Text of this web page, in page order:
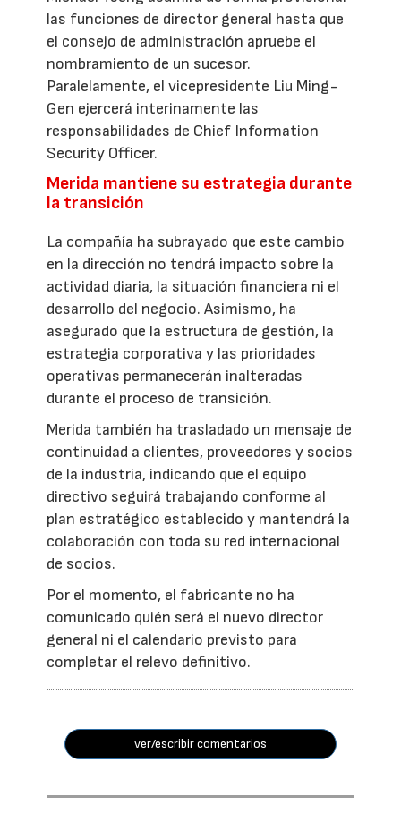
las funciones de director general hasta que
el consejo de administración apruebe el
nombramiento de un sucesor.
Paralelamente, el vicepresidente Liu Ming-
Gen ejercerá interinamente las
responsabilidades de Chief Information
Security Officer.
Merida mantiene su estrategia durante
la transición
La compañía ha subrayado que este cambio
en la dirección no tendrá impacto sobre la
actividad diaria, la situación financiera ni el
desarrollo del negocio. Asimismo, ha
asegurado que la estructura de gestión, la
estrategia corporativa y las prioridades
operativas permanecerán inalteradas
durante el proceso de transición.
Merida también ha trasladado un mensaje de
continuidad a clientes, proveedores y socios
de la industria, indicando que el equipo
directivo seguirá trabajando conforme al
plan estratégico establecido y mantendrá la
colaboración con toda su red internacional
de socios.
Por el momento, el fabricante no ha
comunicado quién será el nuevo director
general ni el calendario previsto para
completar el relevo definitivo.
ver/escribir comentarios